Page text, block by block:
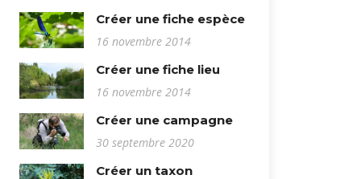
Créer une fiche espèce
16 novembre 2014
Créer une fiche lieu
16 novembre 2014
Créer une campagne
30 septembre 2020
Créer un taxon